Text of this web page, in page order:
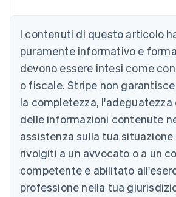
I contenuti di questo articolo
puramente informativo e
devono essere intesi come
o fiscale. Stripe non
la completezza,
delle informazioni contenute
assistenza sulla tua
rivolgiti a un avvocato o a un
competente e abilitato
professione nella tua
English
DeutschEnglish
Belgio
Nederlands Français English
Brasile
PortuguêsEnglish
Bulgaria
Canada
EnglishFrançais
Cina continentale
简体中文English
Cipro